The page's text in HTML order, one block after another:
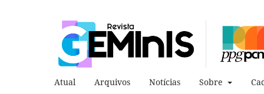
Atual Arquivos Notícias Sobre